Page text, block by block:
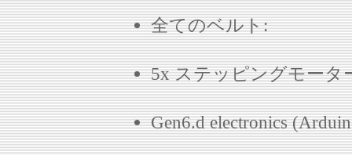
全てのベルト:
5x ステッピングモータ
Gen6.d electronics